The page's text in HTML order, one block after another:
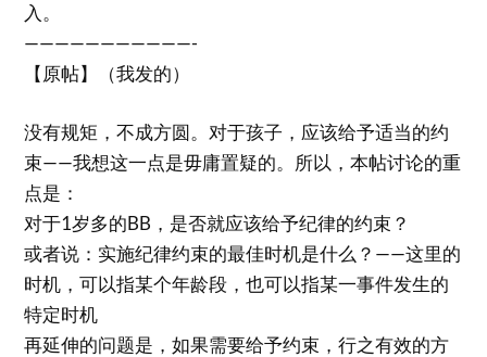
入。
———————————-
【原帖】（我发的）
没有规矩，不成方圆。对于孩子，应该给予适当的约
束——我想这一点是毋庸置疑的。所以，本帖讨论的重
点是：
对于1岁多的BB，是否就应该给予纪律的约束？
或者说：实施纪律约束的最佳时机是什么？——这里的
时机，可以指某个年龄段，也可以指某一事件发生的
特定时机
再延伸的问题是，如果需要给予约束，行之有效的方